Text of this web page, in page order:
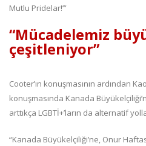
Mutlu Pridelar!’”
“Mücadelemiz
çeşitleniyor”
Cooter’ın konuşmasının ardından
konuşmasında Kanada
arttıkça LGBTİ+’ların da alternatif
“Kanada Büyükelçiliği’ne, Onur